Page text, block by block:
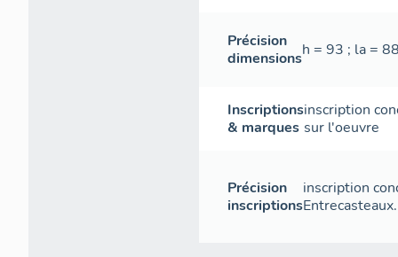
Précision
dimensionsh = 93 ; la =
Inscriptions
& marques
inscription
sur l'oeuvre
Précision
inscriptions
inscription
Entrecasteaux.